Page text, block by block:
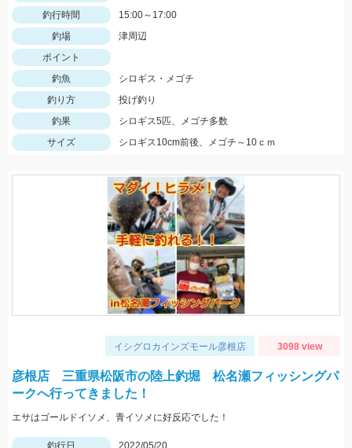
釣行時間
15:00～17:00
釣場
津周辺
ポイント
釣魚
シロギス・メゴチ
釣り方
投げ釣り
釣果
シロギス5匹、メゴチ多数
サイズ
シロギス10cm前後、メゴチ～10ｃｍ
イシグロカインズモール彦根店 3098 view
彦根店 三重県松阪市の陸上釣堀 松名瀬フィッシングパ
ークへ行ってきました！
エサはゴールドイソメ、青イソメに好反応でした！
釣行日
2022/05/20